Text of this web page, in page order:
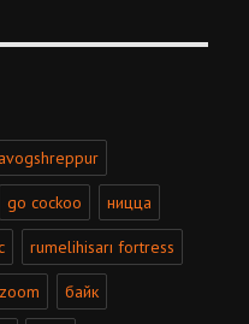
go cockoo ницца
rumelihisarı fortress
zoom байк